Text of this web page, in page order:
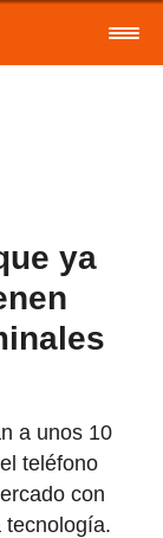
ya
a unos 10
teléfono
con
tecnología.